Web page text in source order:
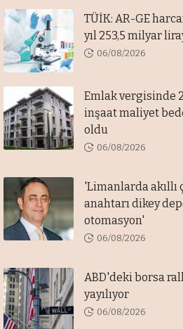
TÜİK: AR-GE
yıl 253,5 milyar
06/08/2026
Emlak vergisinde
inşaat maliyet
oldu
06/08/2026
'Limanlarda akıllı
anahtarı dikey
otomasyon'
06/08/2026
ABD'deki borsa
yayılıyor
06/08/2026